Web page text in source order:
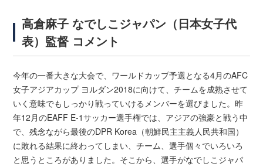
高倉麻子 なでしこジャパン（日本女子代
表）監督 コメント
今年の一番大きな大会で、ワールドカップ予選となる4月のAFC
女子アジアカップ ヨルダン2018に向けて、チームを成熟させて
いく意味でもしっかり戦っていけるメンバーを選びました。昨
年12月のEAFF E-1サッカー選手権では、アジアの強豪と戦う中
で、残念ながら最後のDPR Korea（朝鮮民主主義人民共和国）
に敗れる結果に終わってしまい、チーム、選手個々でいろいろ
と思うところがありました。そこから、選手がなでしこジャパ